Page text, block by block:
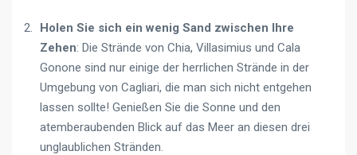
Holen Sie sich ein wenig Sand zwischen Ihre
Zehen: Die Strände von Chia, Villasimius und Cala
Gonone sind nur einige der herrlichen Strände in der
Umgebung von Cagliari, die man sich nicht entgehen
lassen sollte! Genießen Sie die Sonne und den
atemberaubenden Blick auf das Meer an diesen drei
unglaublichen Stränden.